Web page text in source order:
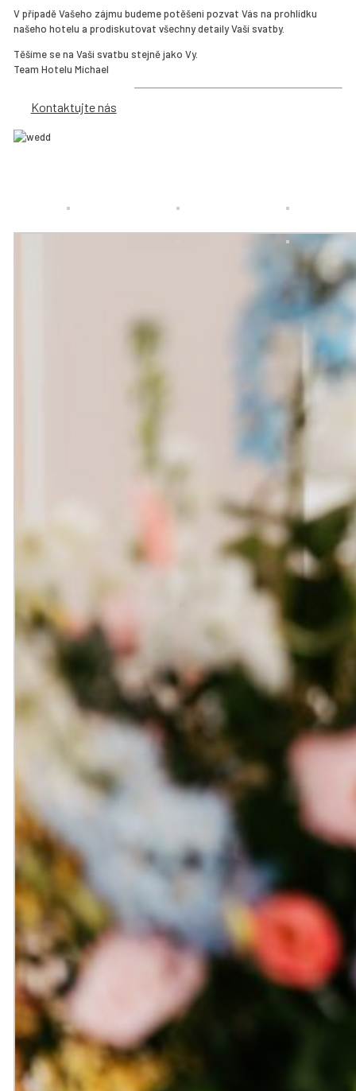
V případě Vašeho zájmu budeme potěšeni pozvat Vás na prohlídku
našeho hotelu a prodiskutovat všechny detaily Vaší svatby.
Těšíme se na Vaši svatbu stejně jako Vy.
Team Hotelu Michael
Kontaktujte nás